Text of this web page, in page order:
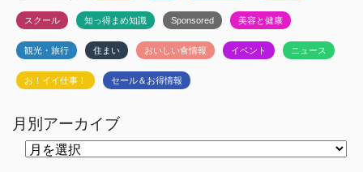
スクール 知っ得まめ知識 Sponsored 美容と健康
観光・旅行 住まい おいしい食情報 イベント ニュース
お！イイ仕事！ セール＆お得情報
月別アーカイブ